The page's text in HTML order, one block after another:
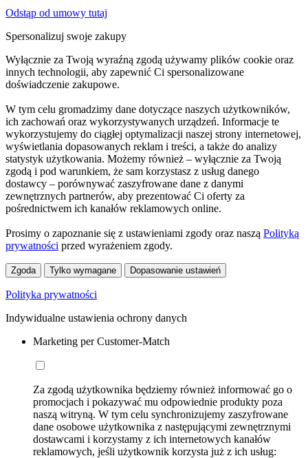
Odstąp od umowy tutaj
Spersonalizuj swoje zakupy
Wyłącznie za Twoją wyraźną zgodą używamy plików cookie oraz
innych technologii, aby zapewnić Ci spersonalizowane
doświadczenie zakupowe.
W tym celu gromadzimy dane dotyczące naszych użytkowników,
ich zachowań oraz wykorzystywanych urządzeń. Informacje te
wykorzystujemy do ciągłej optymalizacji naszej strony internetowej,
wyświetlania dopasowanych reklam i treści, a także do analizy
statystyk użytkowania. Możemy również – wyłącznie za Twoją
zgodą i pod warunkiem, że sam korzystasz z usług danego
dostawcy – porównywać zaszyfrowane dane z danymi
zewnętrznych partnerów, aby prezentować Ci oferty za
pośrednictwem ich kanałów reklamowych online.
Prosimy o zapoznanie się z ustawieniami zgody oraz naszą Polityką
prywatności przed wyrażeniem zgody.
Zgoda Tylko wymagane Dopasowanie ustawień
Polityka prywatności
Indywidualne ustawienia ochrony danych
Marketing per Customer-Match
Za zgodą użytkownika będziemy również informować go o
promocjach i pokazywać mu odpowiednie produkty poza
naszą witryną. W tym celu synchronizujemy zaszyfrowane
dane osobowe użytkownika z następującymi zewnętrznymi
dostawcami i korzystamy z ich internetowych kanałów
reklamowych, jeśli użytkownik korzysta już z ich usług: